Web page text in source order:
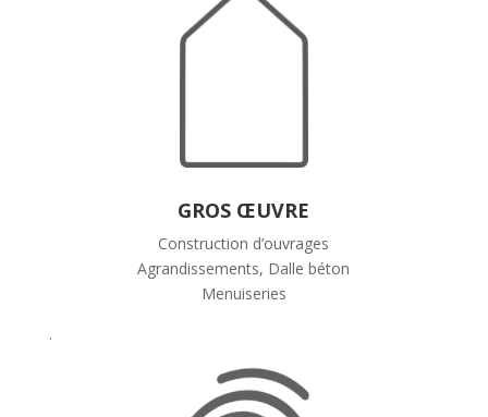
GROS ŒUVRE
Construction d’ouvrages
Agrandissements, Dalle béton
Menuiseries
.